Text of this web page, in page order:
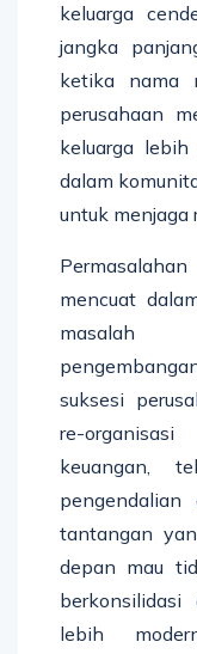
keluarga
jangka
ketika nama
perusahaan
keluarga
dalam
untuk menjaga
mencuat
masalah
suksesi
re-
keuangan,
tantangan
depan mau
berkonsilidasi
lebih